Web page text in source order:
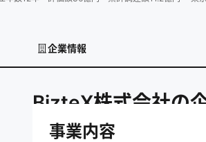
企業情報
BizteX株式会社の
事業内容